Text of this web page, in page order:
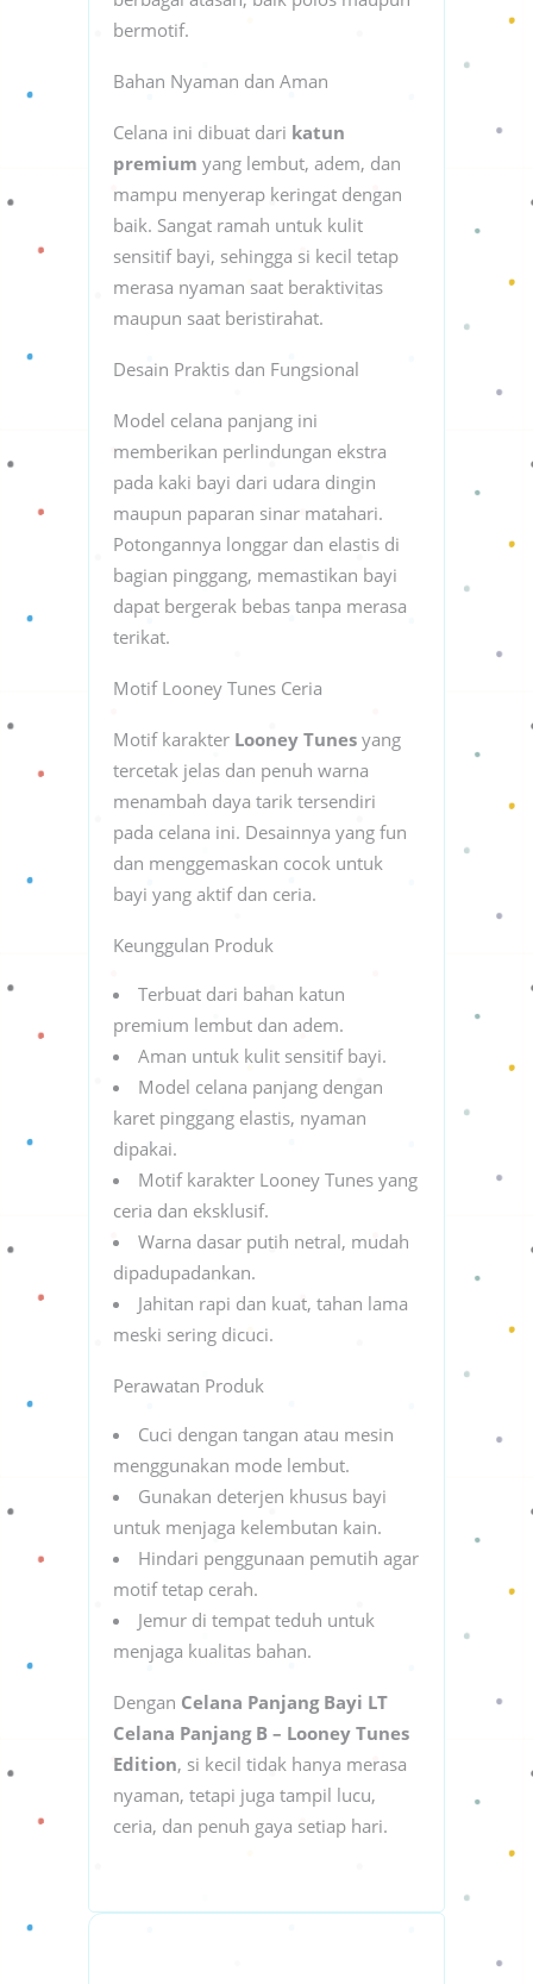
bermotif.
Bahan Nyaman dan Aman
Celana ini dibuat dari katun
premium yang lembut, adem, dan
mampu menyerap keringat dengan
baik. Sangat ramah untuk kulit
sensitif bayi, sehingga si kecil tetap
merasa nyaman saat beraktivitas
maupun saat beristirahat.
Desain Praktis dan Fungsional
Model celana panjang ini
memberikan perlindungan ekstra
pada kaki bayi dari udara dingin
maupun paparan sinar matahari.
Potongannya longgar dan elastis di
bagian pinggang, memastikan bayi
dapat bergerak bebas tanpa merasa
terikat.
Motif Looney Tunes Ceria
Motif karakter Looney Tunes yang
tercetak jelas dan penuh warna
menambah daya tarik tersendiri
pada celana ini. Desainnya yang fun
dan menggemaskan cocok untuk
bayi yang aktif dan ceria.
Keunggulan Produk
Terbuat dari bahan katun
premium lembut dan adem.
Aman untuk kulit sensitif bayi.
Model celana panjang dengan
karet pinggang elastis, nyaman
dipakai.
Motif karakter Looney Tunes yang
ceria dan eksklusif.
Warna dasar putih netral, mudah
dipadupadankan.
Jahitan rapi dan kuat, tahan lama
meski sering dicuci.
Perawatan Produk
Cuci dengan tangan atau mesin
menggunakan mode lembut.
Gunakan deterjen khusus bayi
untuk menjaga kelembutan kain.
Hindari penggunaan pemutih agar
motif tetap cerah.
Jemur di tempat teduh untuk
menjaga kualitas bahan.
Dengan Celana Panjang Bayi LT
Celana Panjang B – Looney Tunes
Edition, si kecil tidak hanya merasa
nyaman, tetapi juga tampil lucu,
ceria, dan penuh gaya setiap hari.